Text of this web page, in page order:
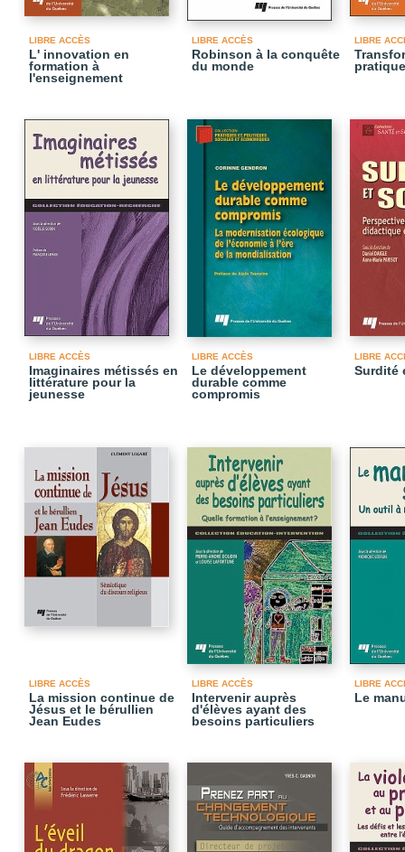
LIBRE ACCÈS
L' innovation en
formation à
l'enseignement
LIBRE ACCÈS
Robinson à la conquête
du monde
LIBRE
LIBRE ACCÈS
Imaginaires métissés en
littérature pour la
jeunesse
LIBRE ACCÈS
Le développement
durable comme
compromis
LIBRE
Surdité
LIBRE ACCÈS
La mission continue de
Jésus et le bérullien
Jean Eudes
LIBRE ACCÈS
Intervenir auprès
d'élèves ayant des
besoins particuliers
LIBRE
Le